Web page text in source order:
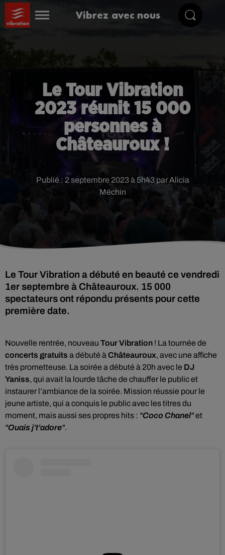
Vibrez avec nous
Le Tour Vibration
2023 réunit 15 000
personnes à
Châteauroux !
Publié : 2 septembre 2023 à 5h43 par Alicia
Méchin
Le Tour Vibration a débuté en beauté ce vendredi
1er septembre à Châteauroux. 15 000
spectateurs ont répondu présents pour cette
première date.
Nouvelle rentrée, nouveau Tour Vibration ! La tournée de
concerts gratuits a débuté à Châteauroux, avec une affiche
très prometteuse. La soirée a débuté à 20h avec le DJ
Yaniss, qui avait la lourde tâche de chauffer le public et
instaurer l’ambiance de la soirée. Mission réussie pour le
jeune artiste, qui a conquis le public avec les titres du
moment, mais aussi ses propres hits : "Coco Chanel"et
"Ouais j’t’adore".